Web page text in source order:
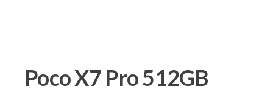
Poco X7 Pro 512GB